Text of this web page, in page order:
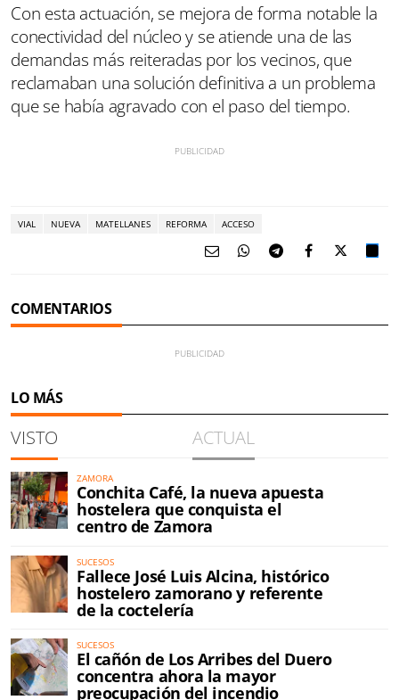
Con esta actuación, se mejora de forma notable la
conectividad del núcleo y se atiende una de las
demandas más reiteradas por los vecinos, que
reclamaban una solución definitiva a un problema
que se había agravado con el paso del tiempo.
VIAL NUEVA MATELLANES REFORMA ACCESO
COMENTARIOS
LO MÁS
VISTO ACTUAL
ZAMORA
Conchita Café, la nueva apuesta
hostelera que conquista el
centro de Zamora
SUCESOS
Fallece José Luis Alcina, histórico
hostelero zamorano y referente
de la coctelería
SUCESOS
El cañón de Los Arribes del Duero
concentra ahora la mayor
preocupación del incendio